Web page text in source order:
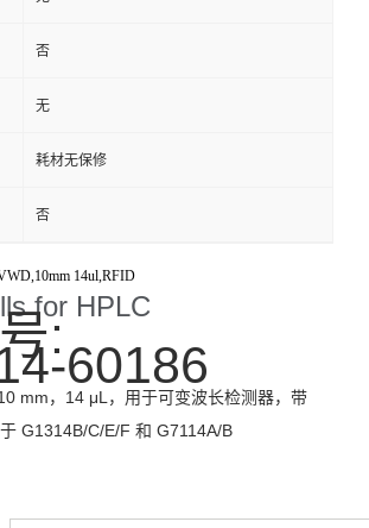
否
无
耗材无保修
否
14ul,RFID
for HPLC
:
60186
mm，14 μL，用于可变波长检测器，带
G1314B/C/E/F 和 G7114A/B